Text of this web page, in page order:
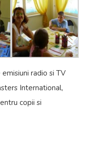
radio si TV
International,
copii si